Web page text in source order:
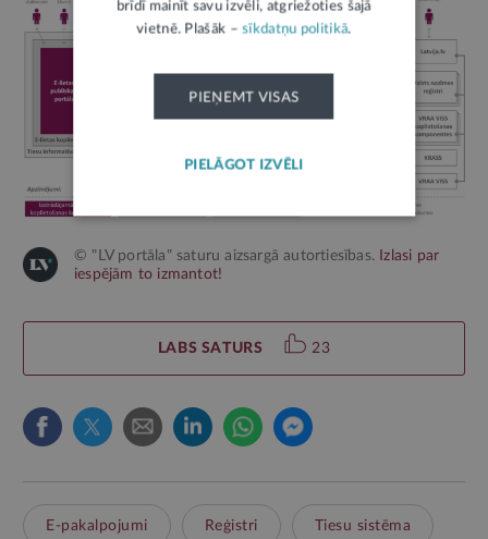
© "LV portāla" saturu aizsargā autortiesības. Izlasi par
iespējām to izmantot!
LABS SATURS 23
E-pakalpojumi Reģistri Tiesu sistēma
brīdī mainīt savu izvēli, atgriežoties šajā
vietnē. Plašāk –sīkdatņu politikā.
PIEŅEMT VISAS
PIELĀGOT IZVĒLI